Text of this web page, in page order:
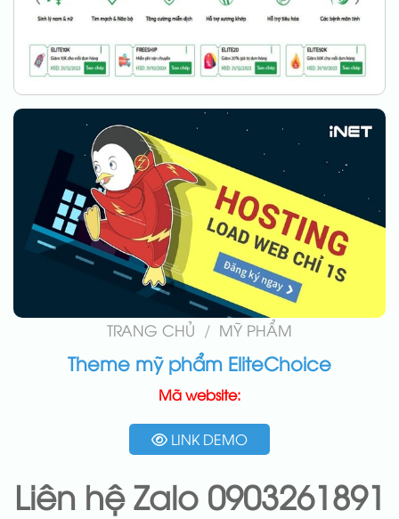
TRANG CHỦ / MỸ PHẨM
Theme mỹ phẩm EliteChoice
Mã website:
LINK DEMO
Liên hệ Zalo 0903261891